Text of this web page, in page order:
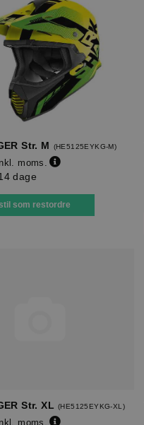
Str. M (HE5125EYKG-M)
Inkl. moms.
dage
som restordre
Str. XL (HE5125EYKG-XL)
Inkl. moms.